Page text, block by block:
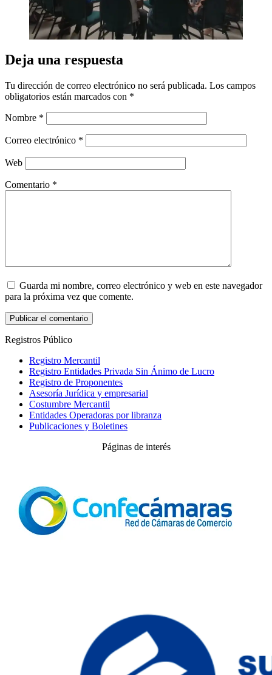
Deja una respuesta
Tu dirección de correo electrónico no será publicada. Los campos
obligatorios están marcados con *
Nombre *
Correo electrónico *
Web
Comentario *
Guarda mi nombre, correo electrónico y web en este navegador
para la próxima vez que comente.
Registros Público
Registro Mercantil
Registro Entidades Privada Sin Ánimo de Lucro
Registro de Proponentes
Asesoría Jurídica y empresarial
Costumbre Mercantil
Entidades Operadoras por libranza
Publicaciones y Boletines
Páginas de interés